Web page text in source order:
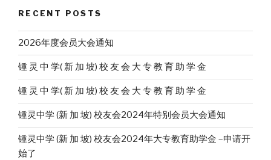
RECENT POSTS
2026年度会员大会通知
锺 灵 中 学( 新 加 坡) 校 友 会 大 专 教 育 助 学 金
锺 灵 中 学( 新 加 坡) 校 友 会 大 专 教 育 助 学 金
锺灵中学 (新 加 坡) 校友会2024年特别会员大会通知
锺灵中学 (新 加 坡) 校友会2024年大专教育助学金 –申请开
始了